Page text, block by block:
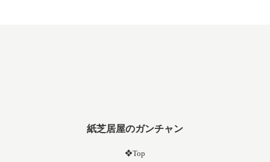
紙芝居屋のガンチャン
❖Top